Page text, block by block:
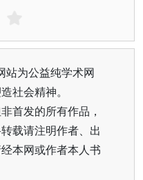
为公益纯学术网
社会精神。
首发的所有作品，
载请注明作者、出
本网或作者本人书